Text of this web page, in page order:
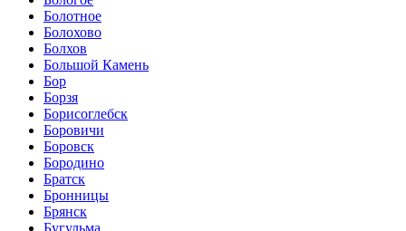
Болотное
Болохово
Болхов
Большой Камень
Бор
Борзя
Борисоглебск
Боровичи
Боровск
Бородино
Братск
Бронницы
Брянск
Бугульма